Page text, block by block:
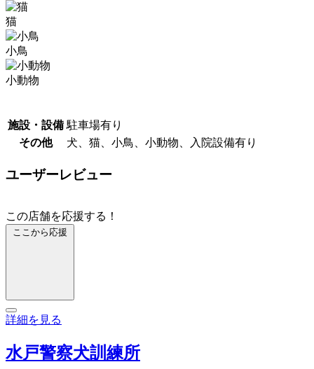
猫
小鳥
小動物
施設・設備 駐車場有り
その他
犬、猫、小鳥、小動物、入院設備有り
ユーザーレビュー
この店舗を応援する！
ここから応援
詳細を見る
水戸警察犬訓練所